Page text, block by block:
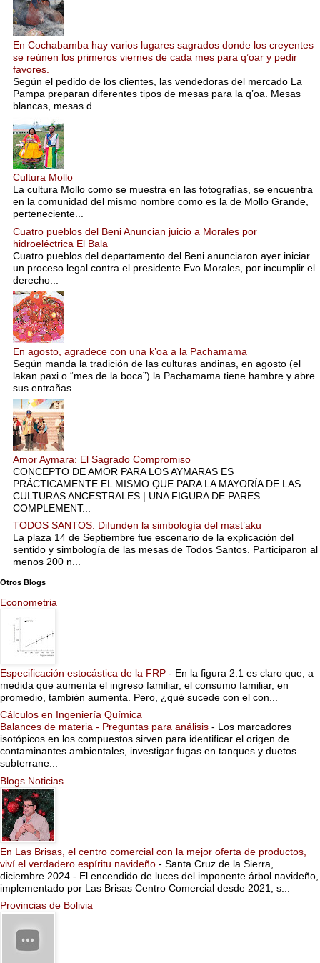
En Cochabamba hay varios lugares sagrados donde los creyentes
se reúnen los primeros viernes de cada mes para q’oar y pedir
favores.
Según el pedido de los clientes, las vendedoras del mercado La
Pampa preparan diferentes tipos de mesas para la q’oa. Mesas
blancas, mesas d...
Cultura Mollo
La cultura Mollo como se muestra en las fotografías, se encuentra
en la comunidad del mismo nombre como es la de Mollo Grande,
perteneciente...
Cuatro pueblos del Beni Anuncian juicio a Morales por
hidroeléctrica El Bala
Cuatro pueblos del departamento del Beni anunciaron ayer iniciar
un proceso legal contra el presidente Evo Morales, por incumplir el
derecho...
En agosto, agradece con una k’oa a la Pachamama
Según manda la tradición de las culturas andinas, en agosto (el
lakan paxi o “mes de la boca”) la Pachamama tiene hambre y abre
sus entrañas...
Amor Aymara: El Sagrado Compromiso
CONCEPTO DE AMOR PARA LOS AYMARAS ES
PRÁCTICAMENTE EL MISMO QUE PARA LA MAYORÍA DE LAS
CULTURAS ANCESTRALES | UNA FIGURA DE PARES
COMPLEMENT...
TODOS SANTOS. Difunden la simbología del mast’aku
La plaza 14 de Septiembre fue escenario de la explicación del
sentido y simbología de las mesas de Todos Santos. Participaron al
menos 200 n...
Otros Blogs
Econometria
Especificación estocástica de la FRP - En la figura 2.1 es claro que, a
medida que aumenta el ingreso familiar, el consumo familiar, en
promedio, también aumenta. Pero, ¿qué sucede con el con...
Cálculos en Ingeniería Química
Balances de materia - Preguntas para análisis - Los marcadores
isotópicos en los compuestos sirven para identificar el origen de
contaminantes ambientales, investigar fugas en tanques y duetos
subterrane...
Blogs Noticias
En Las Brisas, el centro comercial con la mejor oferta de productos,
viví el verdadero espíritu navideño - Santa Cruz de la Sierra,
diciembre 2024.- El encendido de luces del imponente árbol navideño,
implementado por Las Brisas Centro Comercial desde 2021, s...
Provincias de Bolivia